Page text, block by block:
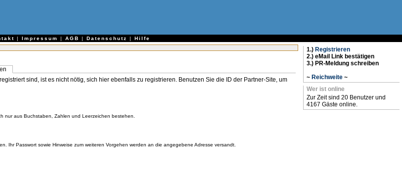
| Impressum | AGB | Datenschutz | Hilfe
sind, ist es nicht nötig, sich hier ebenfalls zu registrieren. Benutzen Sie die ID der Partner-Site, um
nur aus Buchstaben, Zahlen und Leerzeichen bestehen.
Ihr Passwort sowie Hinweise zum weiteren Vorgehen werden an die angegebene Adresse versandt.
1.) Registrieren
2.) eMail Link bestätigen
3.) PR-Meldung schreiben
~ Reichweite ~
Wer ist online
Zur Zeit sind 20 Benutzer und
4167 Gäste online.